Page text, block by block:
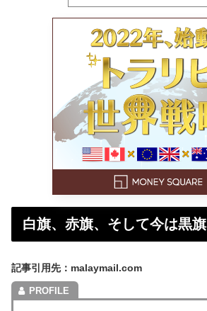
白旗、赤旗、そして今は黒旗
記事引用先：malaymail.com